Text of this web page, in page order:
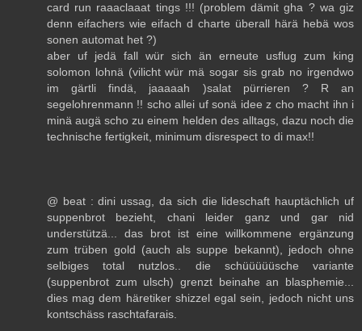
card run raaaclaaat tings !!! (problem dämit gha ? wa giz
denn eifachers wie eifach d charte überall härä hebä wos
sonen automat het ?)
aber uf jedä fall wür sich än erneute usflug zum king
solomon lohnä (vilicht wür mä sogar sis grab no irgendwo
im gärtli findä, jaaaaah )salat pürrieren ? R an
segelohrenmann !! scho allei uf sonä idee z cho macht ihn i
minä augä scho zu einem helden des alltags, dazu noch die
technische fertigkeit, minimum disrespect to di max!!
@ beat : dini ussag, da sich die lideschaft hauptächlich uf
suppenbrot bezieht, chani leider ganz und gar nid
understützä... das brot ist eine willkommene ergänzung
zum trüben gold (auch als suppe bekannt), jedoch ohne
selbiges total nutzlos.. die schüüüüüsche variante
(suppenbrot zum ulsch) grenzt beinahe an blasphemie...
dies mag dem häretiker shizzel egal sein, jedoch nicht uns
kontschäss raschtafarais.